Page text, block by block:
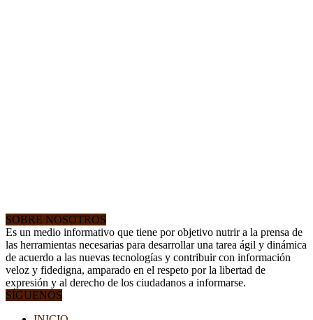
SOBRE NOSOTROS
Es un medio informativo que tiene por objetivo nutrir a la prensa de
las herramientas necesarias para desarrollar una tarea ágil y dinámica
de acuerdo a las nuevas tecnologías y contribuir con información
veloz y fidedigna, amparado en el respeto por la libertad de
expresión y al derecho de los ciudadanos a informarse.
SÍGUENOS